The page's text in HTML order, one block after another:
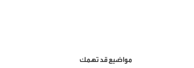
مواضيع قد تهمك